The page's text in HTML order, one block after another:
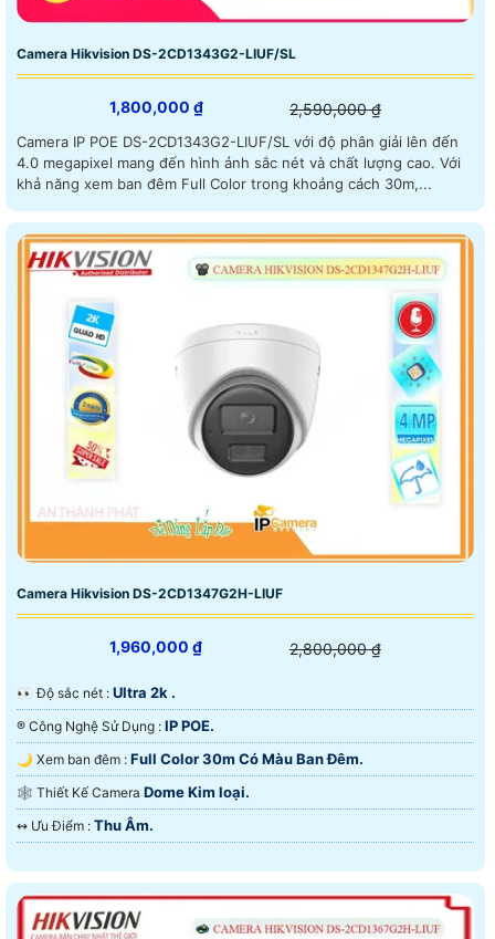
Camera Hikvision DS-2CD1343G2-LIUF/SL
1,800,000 ₫ 2,590,000 ₫
Camera IP POE DS-2CD1343G2-LIUF/SL với độ phân giải lên đến
4.0 megapixel mang đến hình ảnh sắc nét và chất lượng cao. Với
khả năng xem ban đêm Full Color trong khoảng cách 30m,...
Camera Hikvision DS-2CD1347G2H-LIUF
1,960,000 ₫ 2,800,000 ₫
️👀 Độ sắc nét : Ultra 2k .
®️ Công Nghệ Sử Dụng : IP POE.
🌙 Xem ban đêm : Full Color 30m Có Màu Ban Ðêm.
🕸️ Thiết Kế Camera Dome Kim loại.
️↭ Ưu Điểm : Thu Âm.